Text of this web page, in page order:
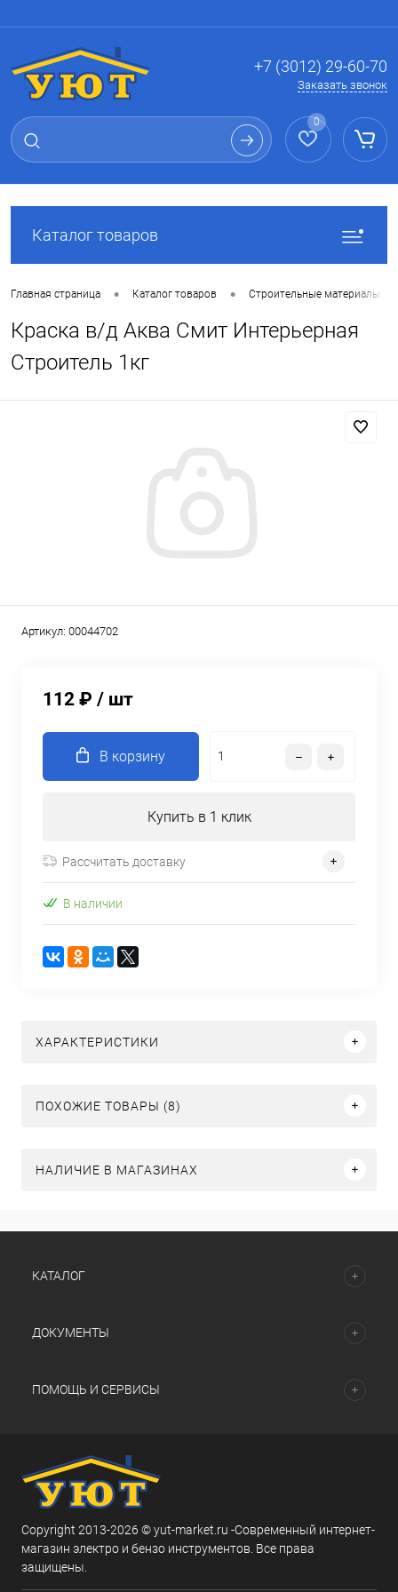
+7 (3012) 29-60-70
Заказать звонок
0
Каталог товаров
Главная страница • Каталог товаров • Строительные материалы
Краска в/д Аква Смит Интерьерная
Строитель 1кг
Артикул: 00044702
112 ₽ / шт
В корзину
Купить в 1 клик
Рассчитать доставку
В наличии
ХАРАКТЕРИСТИКИ
ПОХОЖИЕ ТОВАРЫ (8)
НАЛИЧИЕ В МАГАЗИНАХ
КАТАЛОГ
ДОКУМЕНТЫ
ПОМОЩЬ И СЕРВИСЫ
Copyright 2013-2026 © yut-market.ru -Современный интернет-
магазин электро и бензо инструментов. Все права
защищены.